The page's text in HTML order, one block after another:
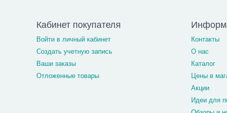
Кабинет покупателя
Войти в личный кабинет
Создать учетную запись
Ваши заказы
Отложенные товары
Контакты
О нас
Каталог
Цены в
Акции
Идеи для